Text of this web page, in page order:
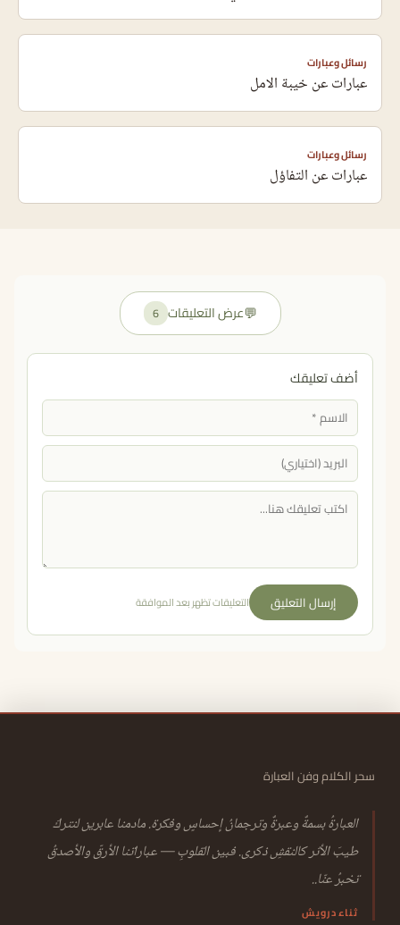
رسائل وعبارات
عبارات عن خيبة الامل
رسائل وعبارات
عبارات عن التفاؤل
💬عرض التعليقات 6
أضف تعليقك
إرسال التعليق التعليقات تظهر بعد الموافقة
سحر الكلام وفن العبارة
العبارةُ بسمةٌ وعبرةٌ وترجمانُ إحساسٍ وفكرة. مادمنا عابرين لنتركَ
طيبَ الأثر كالنقشِ ذكرى. فبين القلوبِ — عباراتنا الأرقّ والأصدقُ
تخبرُ عنّا..
ثناء درويش